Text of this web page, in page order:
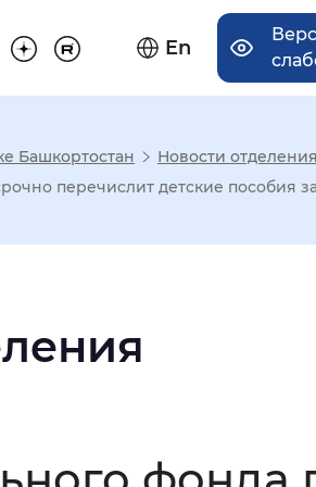
En
Башкортостан
Новости отделения
перечислит детские пособия